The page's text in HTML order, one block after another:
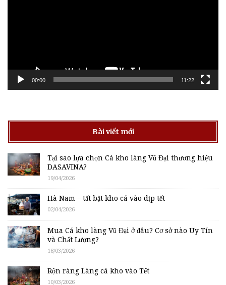
00:00 11:22
Bài viết mới
Tại sao lựa chọn Cá kho làng Vũ Đại thương hiệu
DASAVINA?
19/04/2026
Hà Nam – tất bật kho cá vào dịp tết
02/04/2026
Mua Cá kho làng Vũ Đại ở đâu? Cơ sở nào Uy Tín
và Chất Lượng?
18/03/2026
Rộn ràng Làng cá kho vào Tết
10/03/2026